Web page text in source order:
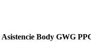
Asistencie Body GWG